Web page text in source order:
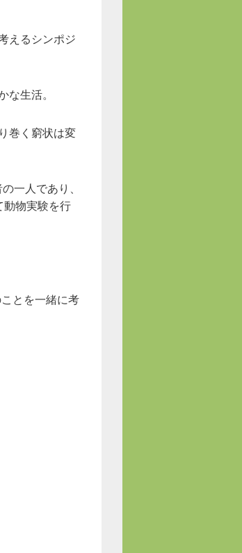
えるシンポジ
な生活。
巻く窮状は変
一人であり、
動物実験を行
とを一緒に考